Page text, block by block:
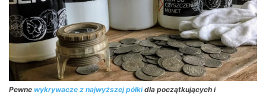
Pewne wykrywacze z najwyższej półkidla początkujących i